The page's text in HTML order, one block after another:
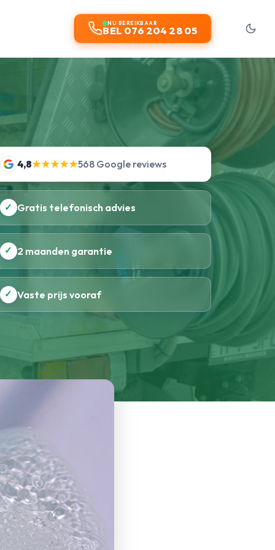
NU BEREIKBAAR
BEL 076 204 28 05
4,8★★★★★568 Google reviews
✓ Gratis telefonisch advies
✓ 2 maanden garantie
✓ Vaste prijs vooraf